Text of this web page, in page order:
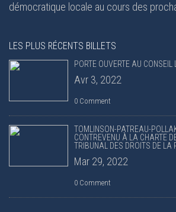
démocratique locale au cours des
LES PLUS RÉCENTS BILLETS
PORTE OUVERTE AU CONSEIL
Avr 3, 2022
0 Comment
TOMLINSON-PATREAU-
CONTREVENU À LA CHARTE
TRIBUNAL DES DROITS DE LA
Mar 29, 2022
0 Comment